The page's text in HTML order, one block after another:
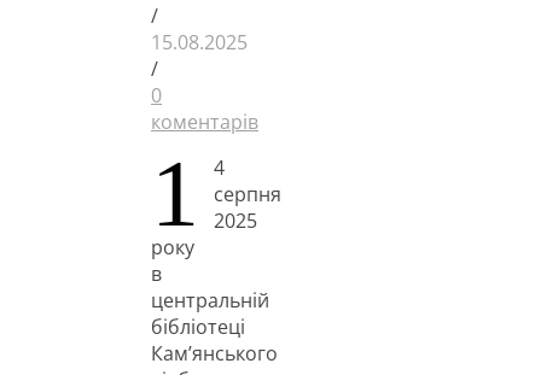
/
15.08.2025
/
0
коментарів
1
4
серпня
2025
року
в
центральній
бібліотеці
Кам’янського